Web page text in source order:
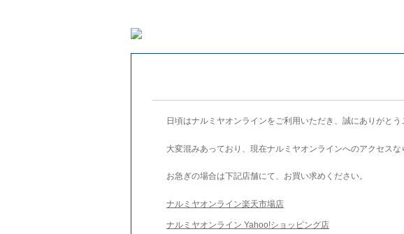
日頃はナルミヤオンラインをご利用いただき、誠にありがとう
大変混みあっており、現在ナルミヤオンラインへのアクセスな
お急ぎの場合は下記店舗にて、お買い求めください。
ナルミヤオンライン楽天市場店
ナルミヤオンライン Yahoo!ショッピング店